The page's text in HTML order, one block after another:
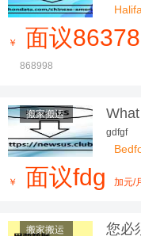
￥ 面议
868998
搬家搬运
gdfgf
￥ 面议fdg 加元/
搬家搬运 您必